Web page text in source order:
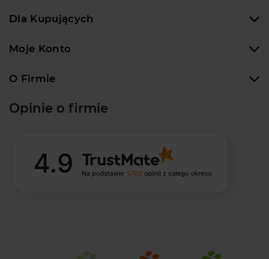
Dla Kupujących
Moje Konto
O Firmie
Opinie o firmie